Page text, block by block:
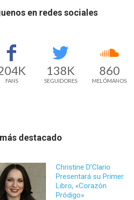
en redes sociales
FANS
138K
SEGUIDORES
860
MELÓMANOS
destacado
Christine D’Clario
Presentará su Primer
Libro, «Corazón
Pródigo»